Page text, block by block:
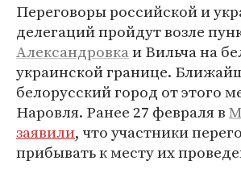
Переговоры российской и
делегаций пройдут возле
Александровкаи Вильча на
украинской границе.
белорусский город от этого
Наровля. Ранее 27 февраля в
заявили, что участники
прибывать к месту их